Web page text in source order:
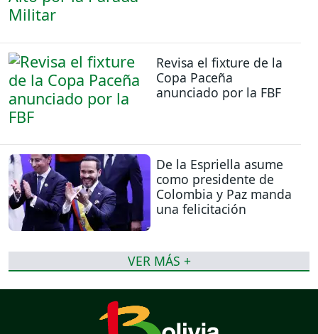
Revisa el fixture de la
Copa Paceña
anunciado por la FBF
De la Espriella asume
como presidente de
Colombia y Paz manda
una felicitación
VER MÁS +